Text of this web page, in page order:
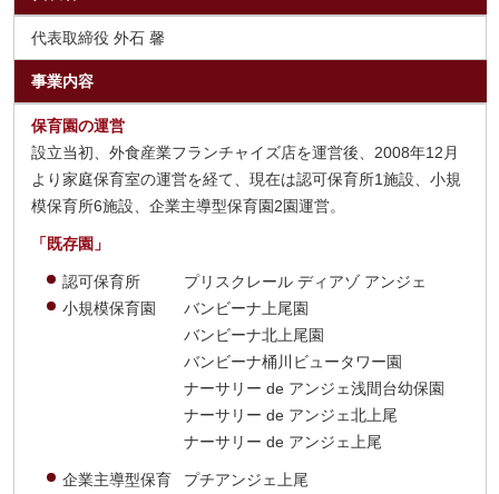
代表取締役 外石 馨
事業内容
保育園の運営
設立当初、外食産業フランチャイズ店を運営後、2008年12月
より家庭保育室の運営を経て、現在は認可保育所1施設、小規
模保育所6施設、企業主導型保育園2園運営。
「既存園」
認可保育所
プリスクレール ディアゾ アンジェ
小規模保育園
バンビーナ上尾園
バンビーナ北上尾園
バンビーナ桶川ビュータワー園
ナーサリー de アンジェ浅間台幼保園
ナーサリー de アンジェ北上尾
ナーサリー de アンジェ上尾
企業主導型保育
プチアンジェ上尾